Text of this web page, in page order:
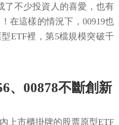
了不少投資人的喜愛，也有
在這樣的情況下，00919也
ETF裡，第5檔規模突破千
、00878不斷創新
上市櫃掛牌的股票原型ETF